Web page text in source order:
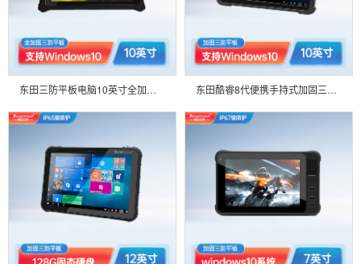
东田三防平板电脑10英寸全加固高亮电容屏IP65防护产线控制工业车载宽温运行DTZ-I1008U 东田酷睿8代便携手持式加固三防平板电脑10.1英寸支持Windows双频WIFI DTZ-I1008E